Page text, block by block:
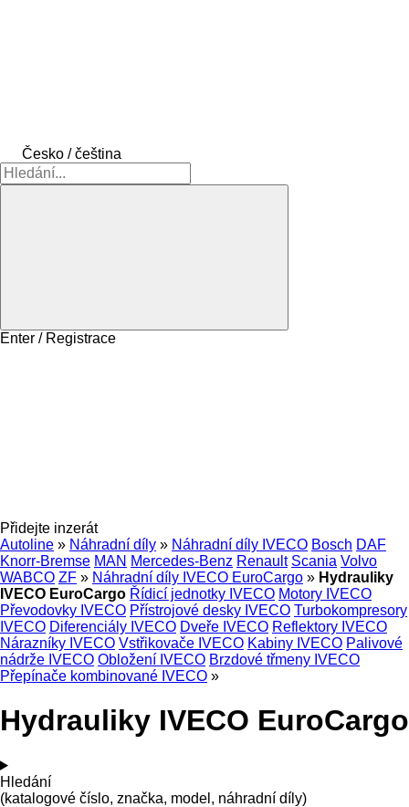
Česko / čeština
Enter / Registrace
Přidejte inzerát
Autoline » Náhradní díly » Náhradní díly IVECO Bosch DAF
Knorr-Bremse MAN Mercedes-Benz Renault Scania Volvo
WABCO ZF » Náhradní díly IVECO EuroCargo » Hydrauliky
IVECO EuroCargo Řídicí jednotky IVECO Motory IVECO
Převodovky IVECO Přístrojové desky IVECO Turbokompresory
IVECO Diferenciály IVECO Dveře IVECO Reflektory IVECO
Nárazníky IVECO Vstřikovače IVECO Kabiny IVECO Palivové
nádrže IVECO Obložení IVECO Brzdové třmeny IVECO
Přepínače kombinované IVECO »
Hydrauliky IVECO EuroCargo
Hledání
(katalogové číslo, značka, model, náhradní díly)